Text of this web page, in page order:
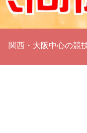
関西・大阪中心の競